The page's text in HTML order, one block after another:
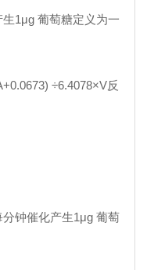
1μg 葡萄糖定义为一
÷6.4078×V反
钟催化产生1μg 葡萄